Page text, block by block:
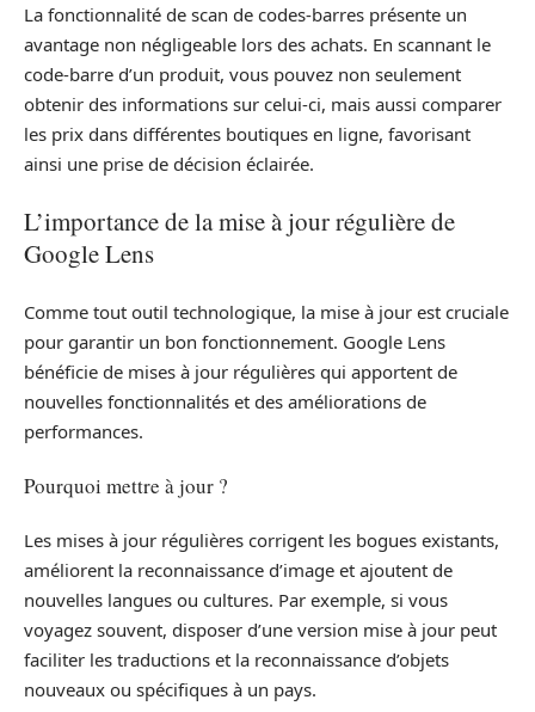
La fonctionnalité de scan de codes-barres présente un
avantage non négligeable lors des achats. En scannant le
code-barre d’un produit, vous pouvez non seulement
obtenir des informations sur celui-ci, mais aussi comparer
les prix dans différentes boutiques en ligne, favorisant
ainsi une prise de décision éclairée.
L’importance de la mise à jour régulière de
Google Lens
Comme tout outil technologique, la mise à jour est cruciale
pour garantir un bon fonctionnement. Google Lens
bénéficie de mises à jour régulières qui apportent de
nouvelles fonctionnalités et des améliorations de
performances.
Pourquoi mettre à jour ?
Les mises à jour régulières corrigent les bogues existants,
améliorent la reconnaissance d’image et ajoutent de
nouvelles langues ou cultures. Par exemple, si vous
voyagez souvent, disposer d’une version mise à jour peut
faciliter les traductions et la reconnaissance d’objets
nouveaux ou spécifiques à un pays.